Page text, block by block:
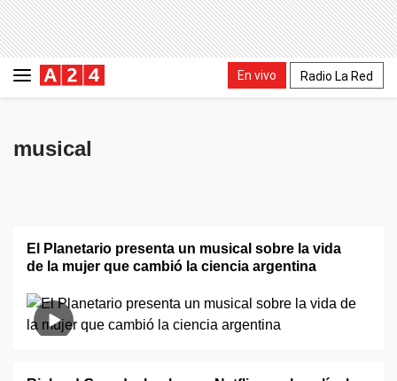
En vivo Radio La Red
musical
El Planetario presenta un musical sobre la vida
de la mujer que cambió la ciencia argentina